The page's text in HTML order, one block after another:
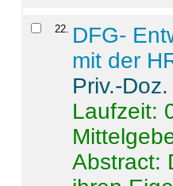
22
DFG-
mit der
Priv.-
Laufzeit:
Abstract: